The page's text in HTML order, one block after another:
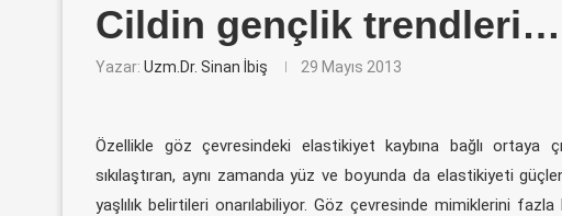
Cildin gençlik trendleri…
Yazar: Uzm.Dr. Sinan İbiş 29 Mayıs 2013
Özellikle göz çevresindeki elastikiyet kaybına bağlı ortaya
sıkılaştıran, aynı zamanda yüz ve boyunda da elastikiyeti
yaşlılık belirtileri onarılabiliyor. Göz çevresinde mimiklerini